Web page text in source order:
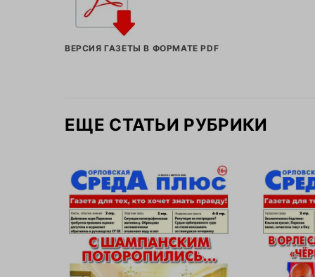
ВЕРСИЯ ГАЗЕТЫ В ФОРМАТЕ PDF
ЕЩЕ СТАТЬИ РУБРИКИ